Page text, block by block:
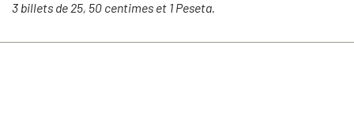
3 billets de 25, 50 centimes et 1 Peseta.